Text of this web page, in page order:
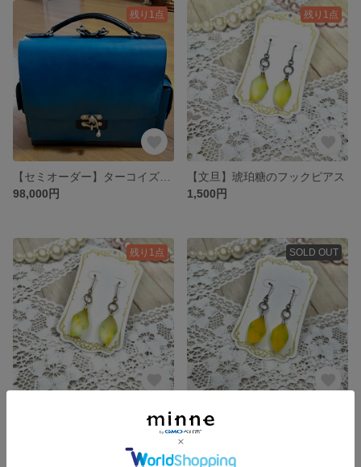
残り1点
98,000円
残り1点
【文旦】琥珀糖のフックピアス
1,500円
残り1点
【檸檬】琥珀糖のフックピアス
SOLD OUT
【柚子】琥珀糖のピアス
1,500円